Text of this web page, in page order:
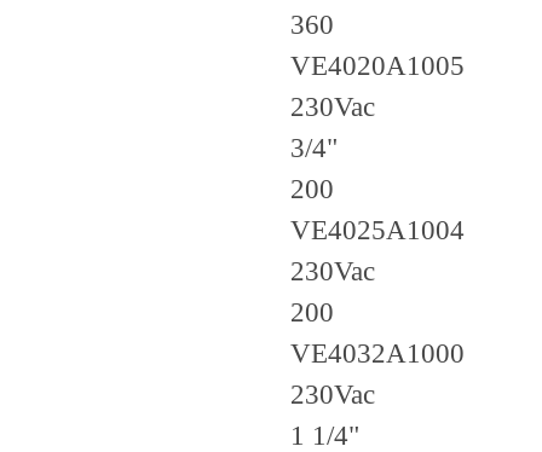
360
VE4020A1005
230Vac
3/4"
200
VE4025A1004
230Vac
200
VE4032A1000
230Vac
1 1/4"